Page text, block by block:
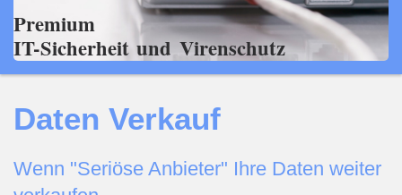
Premium
IT-Sicherheit und Virenschutz
Daten Verkauf
Wenn "Seriöse Anbieter" Ihre Daten weiter